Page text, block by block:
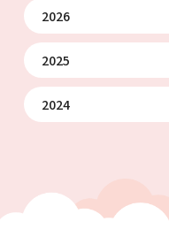
2026
2025
2024